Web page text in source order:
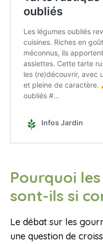
Pourquoi
sont-ils si
Le débat sur les
une question de